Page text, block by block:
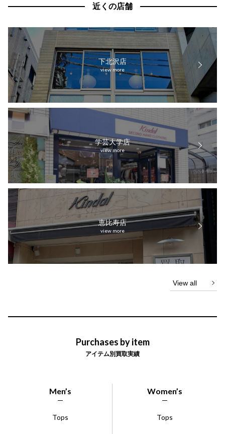
近くの店舗
下北沢店
学芸大学店
恵比寿店
View all
Purchases by item
アイテム別買取実績
Men’s
Tops
Women’s
Tops